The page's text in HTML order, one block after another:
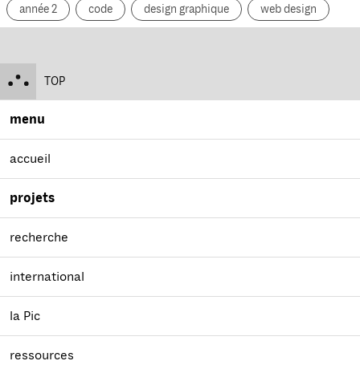
année 2 code design graphique web design
TOP
menu
accueil
projets
recherche
international
la Pic
ressources